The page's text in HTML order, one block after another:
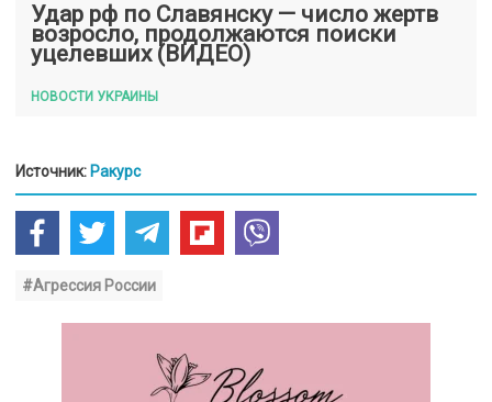
Удар рф по Славянску — число жертв
возросло, продолжаются поиски
уцелевших (ВИДЕО)
НОВОСТИ УКРАИНЫ
Источник: Ракурс
#Агрессия России